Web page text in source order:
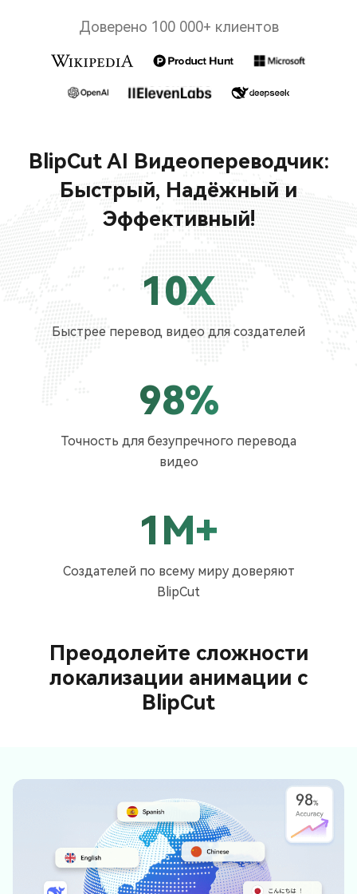
Доверено 100 000+ клиентов
BlipCut AI Видеопереводчик:
Быстрый, Надёжный и
Эффективный!
10X
Быстрее перевод видео для создателей
98%
Точность для безупречного перевода
видео
1M+
Создателей по всему миру доверяют
BlipCut
Преодолейте сложности
локализации анимации с
BlipCut